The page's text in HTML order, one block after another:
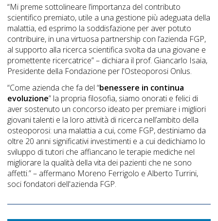
“Mi preme sottolineare l’importanza del contributo
scientifico premiato, utile a una gestione più adeguata della
malattia, ed esprimo la soddisfazione per aver potuto
contribuire, in una virtuosa partnership con l’azienda FGP,
al supporto alla ricerca scientifica svolta da una giovane e
promettente ricercatrice” – dichiara il prof. Giancarlo Isaia,
Presidente della Fondazione per l'Osteoporosi Onlus.
“Come azienda che fa del “benessere in continua
evoluzione” la propria filosofia, siamo onorati e felici di
aver sostenuto un concorso ideato per premiare i migliori
giovani talenti e la loro attività di ricerca nell’ambito della
osteoporosi: una malattia a cui, come FGP, destiniamo da
oltre 20 anni significativi investimenti e a cui dedichiamo lo
sviluppo di tutori che affiancano le terapie mediche nel
migliorare la qualità della vita dei pazienti che ne sono
affetti.” – affermano Moreno Ferrigolo e Alberto Turrini,
soci fondatori dell'azienda FGP.